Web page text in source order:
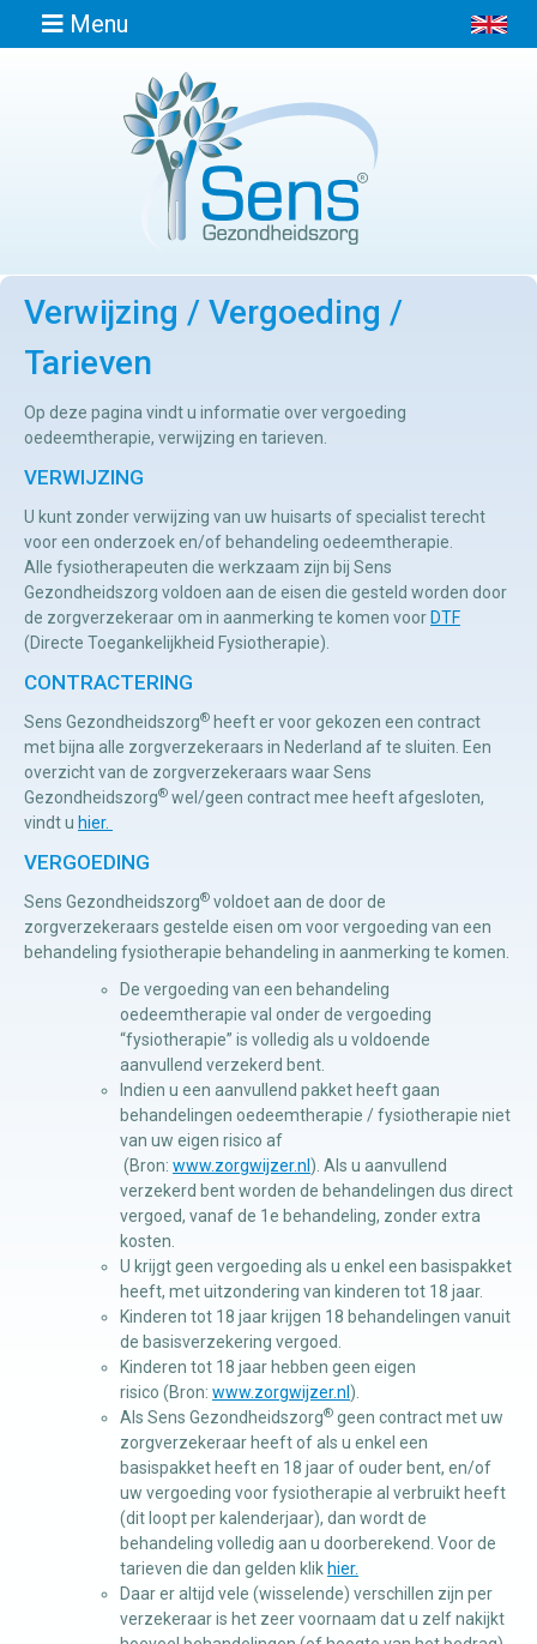
Menu
Afspraak
Locaties
Contact
Osteopathie
Manuele
therapie
therapie
Craniosacraal
therapie
Fysiotherapie
Verwijzing / Vergoeding /
Tarieven
Op deze pagina vindt u informatie over vergoeding
oedeemtherapie, verwijzing en tarieven.
VERWIJZING
U kunt zonder verwijzing van uw huisarts of specialist terecht
voor een onderzoek en/of behandeling oedeemtherapie.
Alle fysiotherapeuten die werkzaam zijn bij Sens
Gezondheidszorg voldoen aan de eisen die gesteld worden door
de zorgverzekeraar om in aanmerking te komen voor DTF
(Directe Toegankelijkheid Fysiotherapie).
CONTRACTERING
Sens Gezondheidszorg® heeft er voor gekozen een contract
met bijna alle zorgverzekeraars in Nederland af te sluiten. Een
overzicht van de zorgverzekeraars waar Sens
Gezondheidszorg® wel/geen contract mee heeft afgesloten,
vindt u hier.
VERGOEDING
Sens Gezondheidszorg® voldoet aan de door de
zorgverzekeraars gestelde eisen om voor vergoeding van een
behandeling fysiotherapie behandeling in aanmerking te komen.
De vergoeding van een behandeling
oedeemtherapie val onder de vergoeding
“fysiotherapie” is volledig als u voldoende
aanvullend verzekerd bent.
Indien u een aanvullend pakket heeft gaan
behandelingen oedeemtherapie / fysiotherapie niet
van uw eigen risico af
(Bron: www.zorgwijzer.nl ). Als u aanvullend
verzekerd bent worden de behandelingen dus direct
vergoed, vanaf de 1e behandeling, zonder extra
kosten.
U krijgt geen vergoeding als u enkel een basispakket
heeft, met uitzondering van kinderen tot 18 jaar.
Kinderen tot 18 jaar krijgen 18 behandelingen vanuit
de basisverzekering vergoed.
Kinderen tot 18 jaar hebben geen eigen
risico (Bron: www.zorgwijzer.nl ).
Als Sens Gezondheidszorg® geen contract met uw
zorgverzekeraar heeft of als u enkel een
basispakket heeft en 18 jaar of ouder bent, en/of
uw vergoeding voor fysiotherapie al verbruikt heeft
(dit loopt per kalenderjaar), dan wordt de
behandeling volledig aan u doorberekend. Voor de
tarieven die dan gelden klik hier.
Daar er altijd vele (wisselende) verschillen zijn per
verzekeraar is het zeer voornaam dat u zelf nakijkt